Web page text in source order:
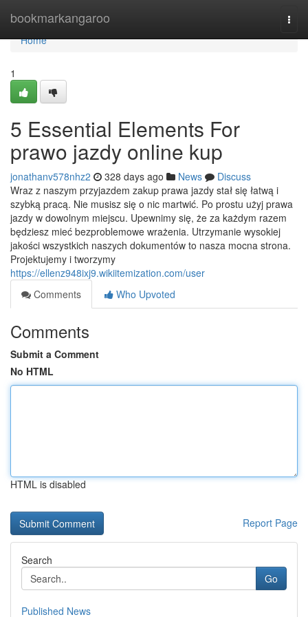
bookmarkangaroo
Home
Home
1
5 Essential Elements For
prawo jazdy online kup
jonathanv578nhz2 328 days ago News
Discuss
Wraz z naszym przyjazdem zakup prawa jazdy stał się łatwą i
szybką pracą. Nie musisz się o nic martwić. Po prostu użyj prawa
jazdy w dowolnym miejscu. Upewnimy się, że za każdym razem
będziesz mieć bezproblemowe wrażenia. Utrzymanie wysokiej
jakości wszystkich naszych dokumentów to nasza mocna strona.
Projektujemy i tworzymy
https://ellenz948ixj9.wikiitemization.com/user
Comments
Who Upvoted
Comments
Submit a Comment
No HTML
HTML is disabled
Report Page
Search
Go
Published News